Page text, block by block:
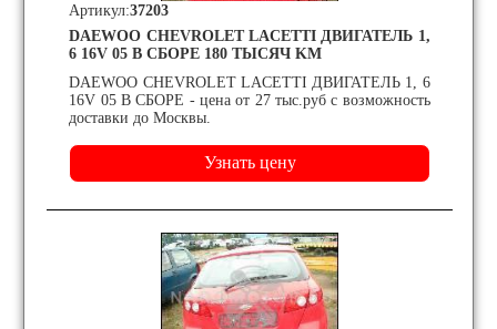
DAEWOO CHEVROLET LACETTI ДВИГАТЕЛЬ 1,
6 16V 05 В СБОРЕ 180 ТЫСЯЧ KM
DAEWOO CHEVROLET LACETTI ДВИГАТЕЛЬ 1, 6
16V 05 В СБОРЕ - цена от 27 тыс.руб с возможность
доставки до Москвы.
Артикул:37203